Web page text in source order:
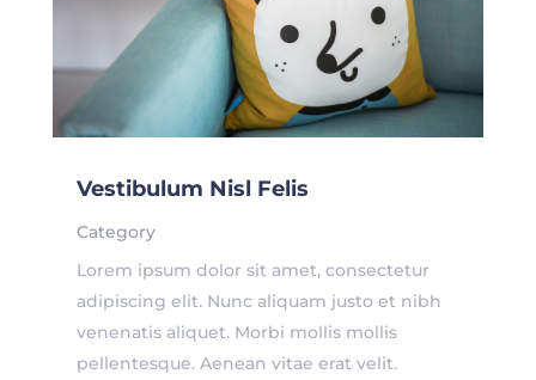
Vestibulum Nisl Felis
Category
Lorem ipsum dolor sit amet, consectetur
adipiscing elit. Nunc aliquam justo et nibh
venenatis aliquet. Morbi mollis mollis
pellentesque. Aenean vitae erat velit.